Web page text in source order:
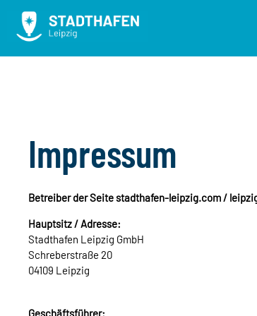
Impressum
Betreiber der Seite stadthafen-leipzig.com /
Hauptsitz / Adresse:
Stadthafen Leipzig GmbH
Schreberstraße 20
04109 Leipzig
Geschäftsführer: